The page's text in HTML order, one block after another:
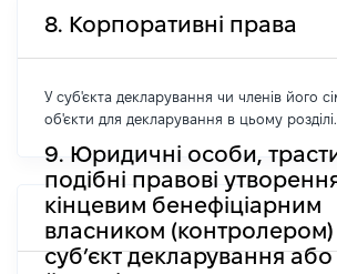
8. Корпоративні права
У суб'єкта декларування чи членів його
об'єкти для декларування в цьому розділі.
9. Юридичні особи,
подібні правові
кінцевим бенефіціарним
власником (контролером)
суб’єкт декларування